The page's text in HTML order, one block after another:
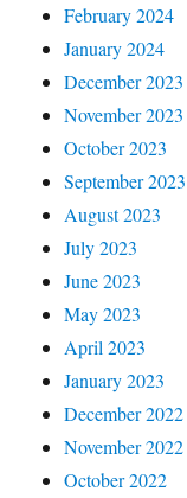
February 2024
January 2024
December 2023
November 2023
October 2023
September 2023
August 2023
July 2023
June 2023
May 2023
April 2023
January 2023
December 2022
November 2022
October 2022